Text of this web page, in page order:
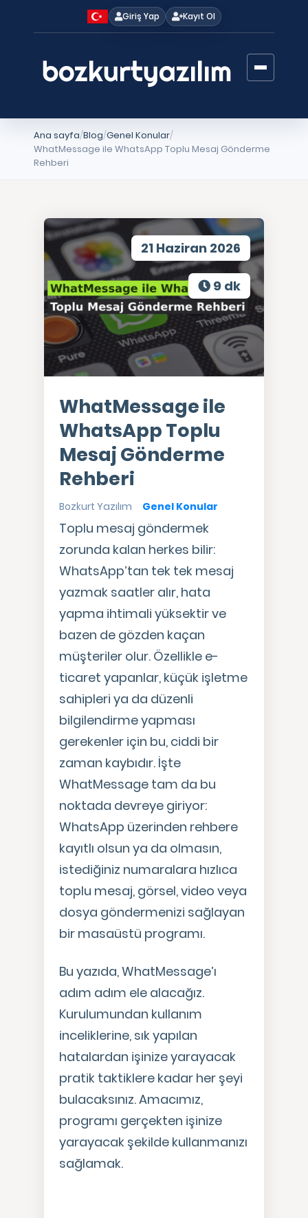
Giriş Yap Kayıt Ol
Ana sayfa Blog Genel Konular
WhatMessage ile WhatsApp Toplu Mesaj Gönderme
Rehberi
21 Haziran 2026
9 dk
WhatMessage ile
WhatsApp Toplu
Mesaj Gönderme
Rehberi
Bozkurt Yazılım Genel Konular
Toplu mesaj göndermek
zorunda kalan herkes bilir:
WhatsApp’tan tek tek mesaj
yazmak saatler alır, hata
yapma ihtimali yüksektir ve
bazen de gözden kaçan
müşteriler olur. Özellikle e-
ticaret yapanlar, küçük işletme
sahipleri ya da düzenli
bilgilendirme yapması
gerekenler için bu, ciddi bir
zaman kaybıdır. İşte
WhatMessage tam da bu
noktada devreye giriyor:
WhatsApp üzerinden rehbere
kayıtlı olsun ya da olmasın,
istediğiniz numaralara hızlıca
toplu mesaj, görsel, video veya
dosya göndermenizi sağlayan
bir masaüstü programı.
Bu yazıda, WhatMessage’ı
adım adım ele alacağız.
Kurulumundan kullanım
inceliklerine, sık yapılan
hatalardan işinize yarayacak
pratik taktiklere kadar her şeyi
bulacaksınız. Amacımız,
programı gerçekten işinize
yarayacak şekilde kullanmanızı
sağlamak.